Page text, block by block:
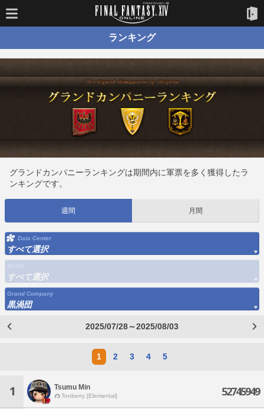
ランキング
グランドカンパニーランキングは期間内に軍票を多く獲得したラ
ンキングです。
週間 月間
Data Center
すべて選択
すべて選択
Grand Company
黒渦団
2025/07/28～2025/08/03
1 2 3 4 5
1 Tsumu Min
Tonberry [Elemental] 52745949